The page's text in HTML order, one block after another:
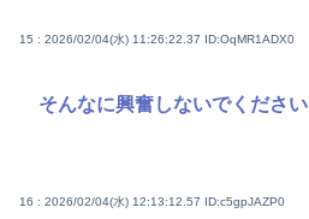
15 : 2026/02/04(水) 11:26:22.37 ID:OqMR1ADX0
そんなに興奮しないでください
16 : 2026/02/04(水) 12:13:12.57 ID:c5gpJAZP0